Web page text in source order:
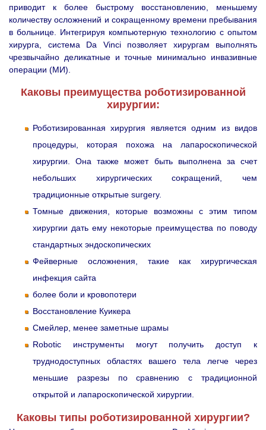
приводит к более быстрому восстановлению, меньшему
количеству осложнений и сокращенному времени пребывания
в больнице. Интегрируя компьютерную технологию с опытом
хирурга, система Da Vinci позволяет хирургам выполнять
чрезвычайно деликатные и точные минимально инвазивные
операции (МИ).
Каковы преимущества роботизированной
хирургии:
Роботизированная хирургия является одним из видов
процедуры, которая похожа на лапароскопической
хирургии. Она также может быть выполнена за счет
небольших хирургических сокращений, чем
традиционные открытые surgery.
Томные движения, которые возможны с этим типом
хирургии дать ему некоторые преимущества по поводу
стандартных эндоскопических
Фейверные осложнения, такие как хирургическая
инфекция сайта
более боли и кровопотери
Восстановление Куикера
Смейлер, менее заметные шрамы
Robotic инструменты могут получить доступ к
труднодоступных областях вашего тела легче через
меньшие разрезы по сравнению с традиционной
открытой и лапароскопической хирургии.
Каковы типы роботизированной хирургии?